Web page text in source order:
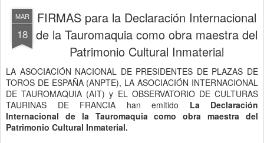
MAR
18
FIRMAS para la Declaración Internacional
de la Tauromaquia como obra maestra del
Patrimonio Cultural Inmaterial
LA ASOCIACIÓN NACIONAL DE PRESIDENTES DE PLAZAS DE
TOROS DE ESPAÑA (ANPTE), LA ASOCIACIÓN INTERNACIONAL
DE TAUROMAQUIA (AIT) y EL OBSERVATORIO DE CULTURAS
TAURINAS DE FRANCIA han emitido La Declaración
Internacional de la Tauromaquia como obra maestra del
Patrimonio Cultural Inmaterial.